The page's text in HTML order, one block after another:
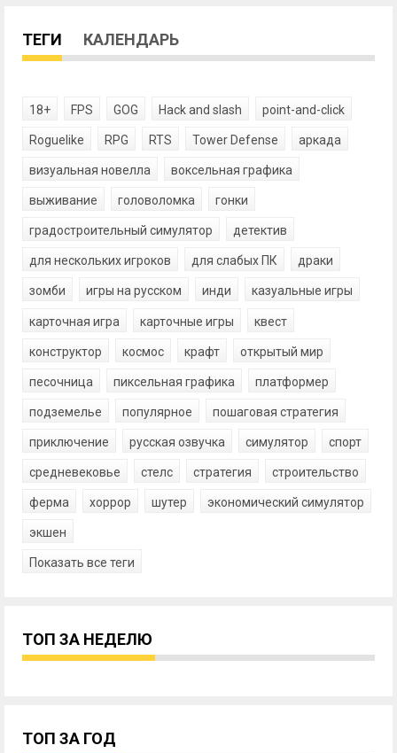
ТЕГИ КАЛЕНДАРЬ
18+ FPS GOG Hack and slash point-and-click
Roguelike RPG RTS Tower Defense аркада
визуальная новелла воксельная графика
выживание головоломка гонки
градостроительный симулятор детектив
для нескольких игроков для слабых ПК драки
зомби игры на русском инди казуальные игры
карточная игра карточные игры квест
конструктор космос крафт открытый мир
песочница пиксельная графика платформер
подземелье популярное пошаговая стратегия
приключение русская озвучка симулятор спорт
средневековье стелс стратегия строительство
ферма хоррор шутер экономический симулятор
экшен
Показать все теги
ТОП ЗА НЕДЕЛЮ
ТОП ЗА ГОД